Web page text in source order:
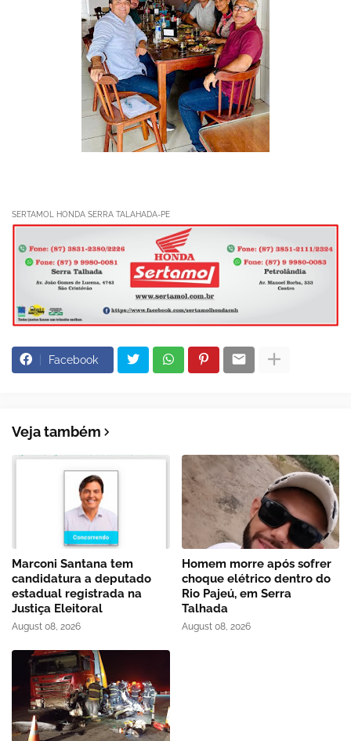
SERTAMOL HONDA SERRA TALAHADA-PE
Facebook
Veja também
Marconi Santana tem
candidatura a deputado
estadual registrada na
Justiça Eleitoral
August 08, 2026
Homem morre após sofrer
choque elétrico dentro do
Rio Pajeú, em Serra
Talhada
August 08, 2026